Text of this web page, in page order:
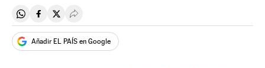
Compartir en Whatsapp
Compartir en Facebook
Compartir en Twitter
Desplegar Redes Sociales
Añadir EL PAÍS en Google